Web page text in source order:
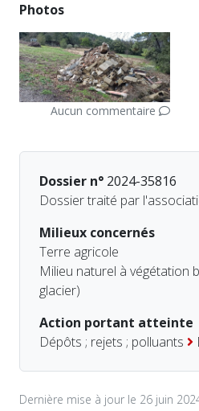
Photos
Aucun commentaire
Dossier n° 2024-35816
Dossier traité par
Milieux concernés
Terre agricole
Milieu naturel à végétation
glacier)
Action portant atteinte
Dépôts ; rejets ; polluants
Dernière mise à jour le 26 juin